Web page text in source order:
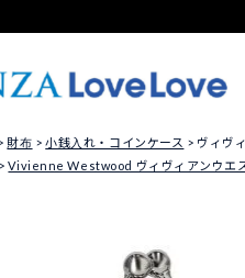
財布 小銭入れ・コインケース
ヴィヴ
Vivienne Westwood ヴィヴィアンウエ